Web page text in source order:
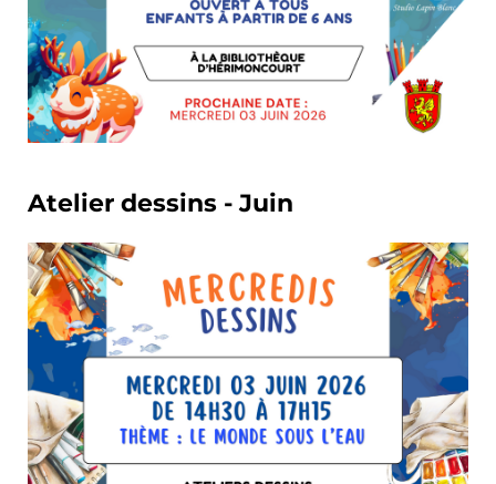
Atelier dessins - Juin